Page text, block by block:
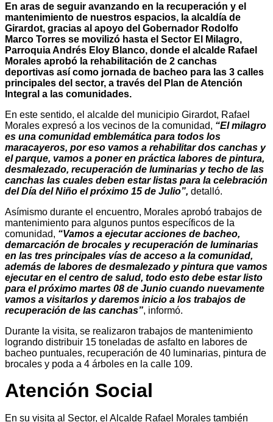
En aras de seguir avanzando en la recuperación y el
mantenimiento de nuestros espacios, la alcaldía de
Girardot, gracias al apoyo del Gobernador Rodolfo
Marco Torres se movilizó hasta el Sector El Milagro,
Parroquia Andrés Eloy Blanco, donde el alcalde Rafael
Morales aprobó la rehabilitación de 2 canchas
deportivas así como jornada de bacheo para las 3 calles
principales del sector, a través del Plan de Atención
Integral a las comunidades.
En este sentido, el alcalde del municipio Girardot, Rafael
Morales expresó a los vecinos de la comunidad, “El milagro
es una comunidad emblemática para todos los
maracayeros, por eso vamos a rehabilitar dos canchas y
el parque, vamos a poner en práctica labores de pintura,
desmalezado, recuperación de luminarias y techo de las
canchas las cuales deben estar listas para la celebración
del Día del Niño el próximo 15 de Julio”, detalló.
Asímismo durante el encuentro, Morales aprobó trabajos de
mantenimiento para algunos puntos específicos de la
comunidad, “Vamos a ejecutar acciones de bacheo,
demarcación de brocales y recuperación de luminarias
en las tres principales vías de acceso a la comunidad,
además de labores de desmalezado y pintura que vamos
ejecutar en el centro de salud, todo esto debe estar listo
para el próximo martes 08 de Junio cuando nuevamente
vamos a visitarlos y daremos inicio a los trabajos de
recuperación de las canchas”, informó.
Durante la visita, se realizaron trabajos de mantenimiento
logrando distribuir 15 toneladas de asfalto en labores de
bacheo puntuales, recuperación de 40 luminarias, pintura de
brocales y poda a 4 árboles en la calle 109.
Atención Social
En su visita al Sector, el Alcalde Rafael Morales también